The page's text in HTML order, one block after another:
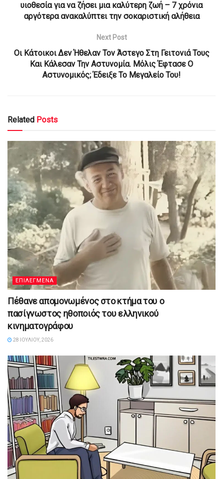
υιοθεσία για να ζήσει μια καλύτερη ζωή – 7 χρόνια
αργότερα ανακαλύπτει την σοκαριστική αλήθεια
Next Post
Οι Κάτοικοι Δεν Ήθελαν Τον Άστεγο Στη Γειτονιά Τους
Και Κάλεσαν Την Αστυνομία. Μόλις Έφτασε Ο
Αστυνομικός; Έδειξε Το Μεγαλείο Του!
Related Posts
ΕΠΙΛΕΓΜΕΝΑ
Πέθανε απομονωμένος στο κτήμα του ο
πασίγνωστος ηθοποιός του ελληνικού
κινηματογράφου
28 ΙΟΥΛΊΟΥ, 2026